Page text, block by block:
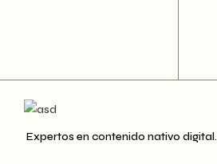
Expertos en contenido nativo digital.